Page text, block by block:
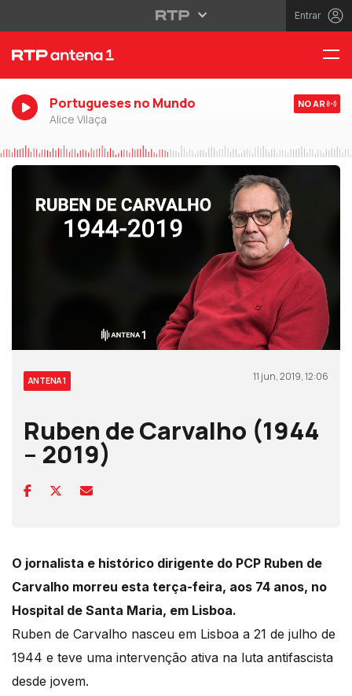
Entrar
Portugueses no Mundo
Alice Vilaça
NO AR
ANTENA 1 11 jun, 2019, 12:06
Ruben de Carvalho (1944
– 2019)
O jornalista e histórico dirigente do PCP Ruben de
Carvalho morreu esta terça-feira, aos 74 anos, no
Hospital de Santa Maria, em Lisboa.
Ruben de Carvalho nasceu em Lisboa a 21 de julho de
1944 e teve uma intervenção ativa na luta antifascista
desde jovem.